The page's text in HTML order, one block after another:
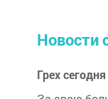
Новости
Грех